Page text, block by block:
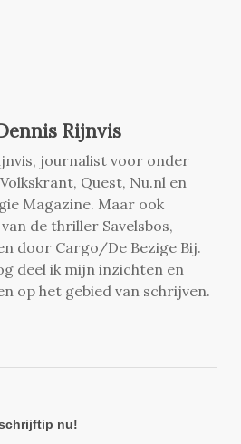
Rijnvis
journalist voor onder
Quest, Nu.nl en
Magazine. Maar ook
de thriller Savelsbos,
door Cargo/De Bezige Bij.
deel ik mijn inzichten en
op het gebied van schrijven.
nu!